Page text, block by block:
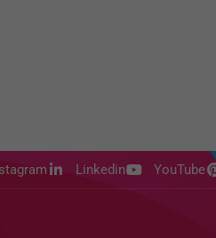
Linkedin YouTube